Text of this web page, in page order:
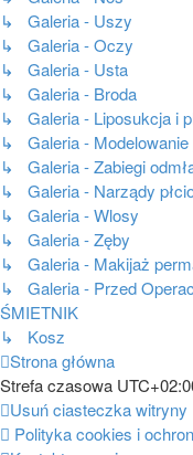
↳ Galeria - Uszy
↳ Galeria - Oczy
↳ Galeria - Usta
↳ Galeria - Broda
↳ Galeria - Liposukcja i
↳ Galeria - Modelowanie
↳ Galeria - Zabiegi
↳ Galeria - Narządy
↳ Galeria - Wlosy
↳ Galeria - Zęby
↳ Galeria - Makijaż
↳ Galeria - Przed
ŚMIETNIK
↳ Kosz
Strona główna
Strefa czasowa
Usuń ciasteczka witryny
Polityka cookies i